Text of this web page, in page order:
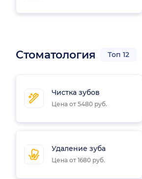
Стоматология Топ 12
Чистка зубов
Цена от 5480 руб.
Удаление зуба
Цена от 1680 руб.